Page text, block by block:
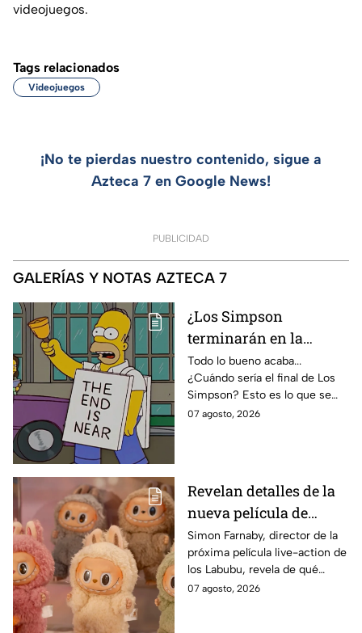
videojuegos.
Tags relacionados
Videojuegos
¡No te pierdas nuestro contenido, sigue a
Azteca 7 en Google News!
PUBLICIDAD
GALERÍAS Y NOTAS AZTECA 7
¿Los Simpson
terminarán en la
temporada 40? Actriz
de Bart Simpson da
IMPACTANTE
declaración
Todo lo bueno acaba...
¿Cuándo sería el final de Los
Simpson? Esto es lo que se
sabe:
07 agosto, 2026
Revelan detalles de la
nueva película de
Labubu: de qué tratará
y cuándo se estrena
Simon Farnaby, director de la
próxima película live-action de
los Labubu, revela de qué
tratará la cinta. Aquí te
07 agosto, 2026